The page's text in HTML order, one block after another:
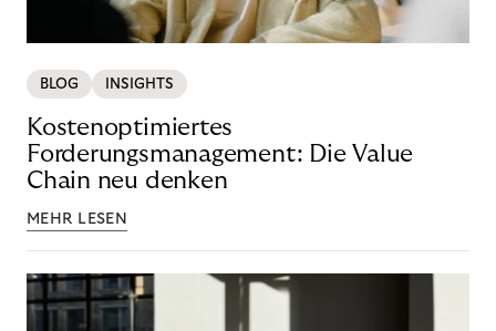
BLOG INSIGHTS
Kostenoptimiertes
Forderungsmanagement: Die Value
Chain neu denken
MEHR LESEN